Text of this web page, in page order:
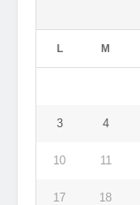
L M
3 4
10 11
17 18